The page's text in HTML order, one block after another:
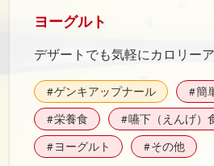
ヨーグルト
デザートでも気軽にカロリーア
#ゲンキアップナール #簡
#栄養食 #嚥下（えんげ）
#ヨーグルト #その他